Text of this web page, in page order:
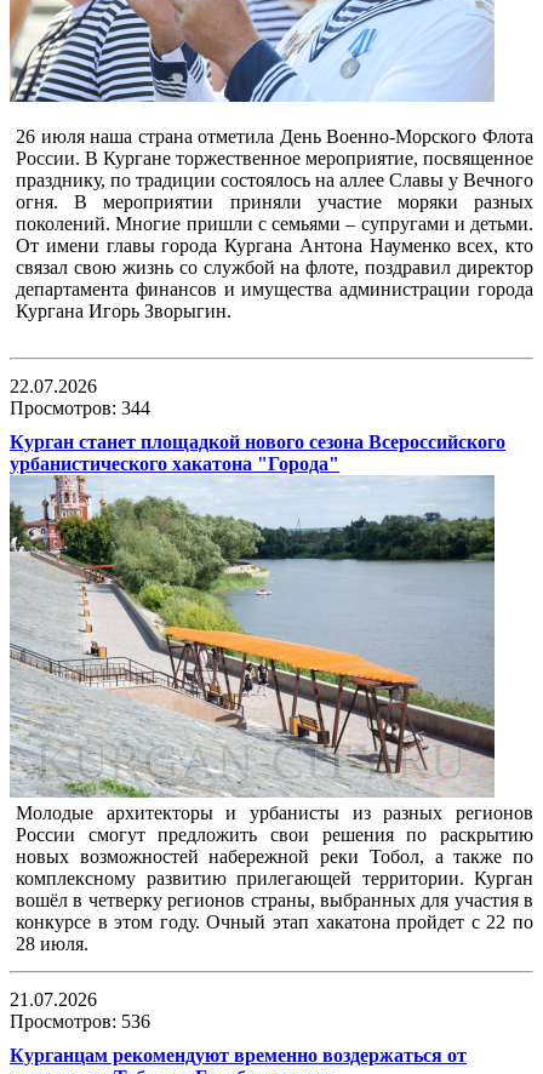
26 июля наша страна отметила День Военно-Морского Флота
России. В Кургане торжественное мероприятие, посвященное
празднику, по традиции состоялось на аллее Славы у Вечного
огня. В мероприятии приняли участие моряки разных
поколений. Многие пришли с семьями – супругами и детьми.
От имени главы города Кургана Антона Науменко всех, кто
связал свою жизнь со службой на флоте, поздравил директор
департамента финансов и имущества администрации города
Кургана Игорь Зворыгин.
22.07.2026
Просмотров: 344
Курган станет площадкой нового сезона Всероссийского
урбанистического хакатона "Города"
Молодые архитекторы и урбанисты из разных регионов
России смогут предложить свои решения по раскрытию
новых возможностей набережной реки Тобол, а также по
комплексному развитию прилегающей территории. Курган
вошёл в четверку регионов страны, выбранных для участия в
конкурсе в этом году. Очный этап хакатона пройдет с 22 по
28 июля.
21.07.2026
Просмотров: 536
Курганцам рекомендуют временно воздержаться от